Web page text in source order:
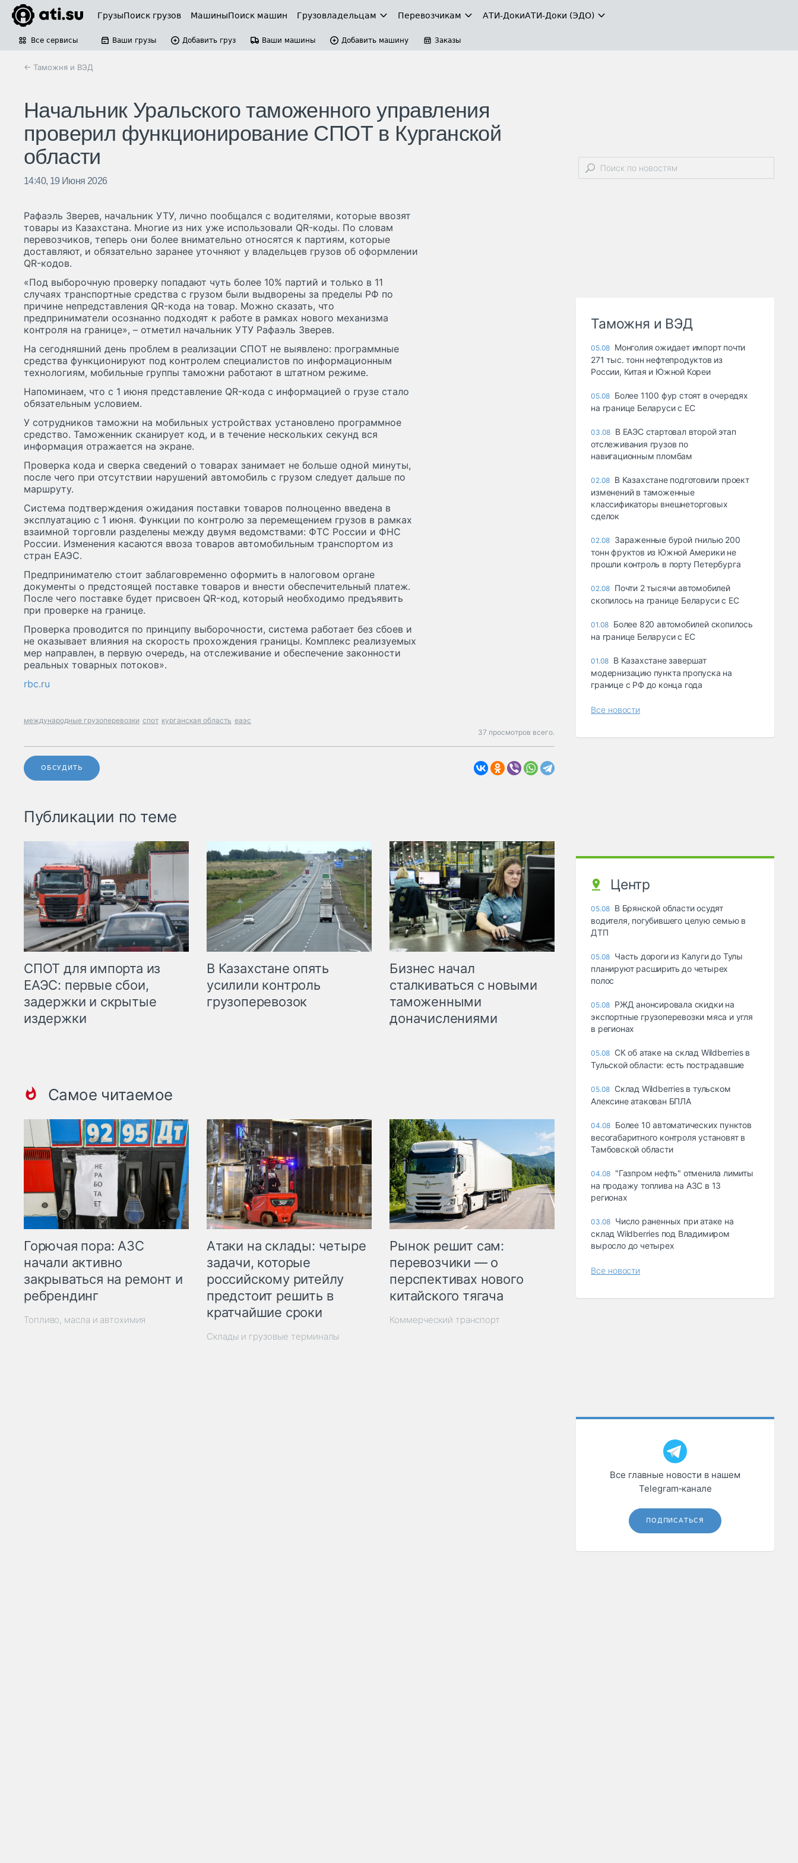
ГрузыПоиск грузов МашиныПоиск машин Грузовладельцам Перевозчикам АТИ-ДокиАТИ-Доки (ЭДО)
Все сервисы Ваши грузы Добавить груз Ваши машины Добавить машину Заказы
← Таможня и ВЭД
Начальник Уральского таможенного управления
проверил функционирование СПОТ в Курганской
области
14:40, 19 Июня 2026
Рафаэль Зверев, начальник УТУ, лично пообщался с водителями, которые ввозят
товары из Казахстана. Многие из них уже использовали QR-коды. По словам
перевозчиков, теперь они более внимательно относятся к партиям, которые
доставляют, и обязательно заранее уточняют у владельцев грузов об оформлении
QR-кодов.
«Под выборочную проверку попадают чуть более 10% партий и только в 11
случаях транспортные средства с грузом были выдворены за пределы РФ по
причине непредставления QR-кода на товар. Можно сказать, что
предприниматели осознанно подходят к работе в рамках нового механизма
контроля на границе», – отметил начальник УТУ Рафаэль Зверев.
На сегодняшний день проблем в реализации СПОТ не выявлено: программные
средства функционируют под контролем специалистов по информационным
технологиям, мобильные группы таможни работают в штатном режиме.
Напоминаем, что с 1 июня представление QR-кода с информацией о грузе стало
обязательным условием.
У сотрудников таможни на мобильных устройствах установлено программное
средство. Таможенник сканирует код, и в течение нескольких секунд вся
информация отражается на экране.
Проверка кода и сверка сведений о товарах занимает не больше одной минуты,
после чего при отсутствии нарушений автомобиль с грузом следует дальше по
маршруту.
Система подтверждения ожидания поставки товаров полноценно введена в
эксплуатацию с 1 июня. Функции по контролю за перемещением грузов в рамках
взаимной торговли разделены между двумя ведомствами: ФТС России и ФНС
России. Изменения касаются ввоза товаров автомобильным транспортом из
стран ЕАЭС.
Предпринимателю стоит заблаговременно оформить в налоговом органе
документы о предстоящей поставке товаров и внести обеспечительный платеж.
После чего поставке будет присвоен QR-код, который необходимо предъявить
при проверке на границе.
Проверка проводится по принципу выборочности, система работает без сбоев и
не оказывает влияния на скорость прохождения границы. Комплекс реализуемых
мер направлен, в первую очередь, на отслеживание и обеспечение законности
реальных товарных потоков».
rbc.ru
международные грузоперевозки спот курганская область еаэс
37 просмотров всего.
ОБСУДИТЬ
Публикации по теме
СПОТ для импорта из
ЕАЭС: первые сбои,
задержки и скрытые
издержки
В Казахстане опять
усилили контроль
грузоперевозок
Бизнес начал
сталкиваться с новыми
таможенными
доначислениями
Самое читаемое
Горючая пора: АЗС
начали активно
закрываться на ремонт и
ребрендинг
Топливо, масла и автохимия
Атаки на склады: четыре
задачи, которые
российскому ритейлу
предстоит решить в
кратчайшие сроки
Склады и грузовые терминалы
Рынок решит сам:
перевозчики — о
перспективах нового
китайского тягача
Коммерческий транспорт
Таможня и ВЭД
05.08 Монголия ожидает импорт почти
271 тыс. тонн нефтепродуктов из
России, Китая и Южной Кореи
05.08 Более 1100 фур стоят в очередях
на границе Беларуси с ЕС
03.08 В ЕАЭС стартовал второй этап
отслеживания грузов по
навигационным пломбам
02.08 В Казахстане подготовили проект
изменений в таможенные
классификаторы внешнеторговых
сделок
02.08 Зараженные бурой гнилью 200
тонн фруктов из Южной Америки не
прошли контроль в порту Петербурга
02.08 Почти 2 тысячи автомобилей
скопилось на границе Беларуси с ЕС
01.08 Более 820 автомобилей скопилось
на границе Беларуси с ЕС
01.08 В Казахстане завершат
модернизацию пункта пропуска на
границе с РФ до конца года
Все новости
Центр
05.08 В Брянской области осудят
водителя, погубившего целую семью в
ДТП
05.08 Часть дороги из Калуги до Тулы
планируют расширить до четырех
полос
05.08 РЖД анонсировала скидки на
экспортные грузоперевозки мяса и угля
в регионах
05.08 СК об атаке на склад Wildberries в
Тульской области: есть пострадавшие
05.08 Склад Wildberries в тульском
Алексине атакован БПЛА
04.08 Более 10 автоматических пунктов
весогабаритного контроля установят в
Тамбовской области
04.08 "Газпром нефть" отменила лимиты
на продажу топлива на АЗС в 13
регионах
03.08 Число раненных при атаке на
склад Wildberries под Владимиром
выросло до четырех
Все новости
Все главные новости в нашем
Telegram‑канале
ПОДПИСАТЬСЯ